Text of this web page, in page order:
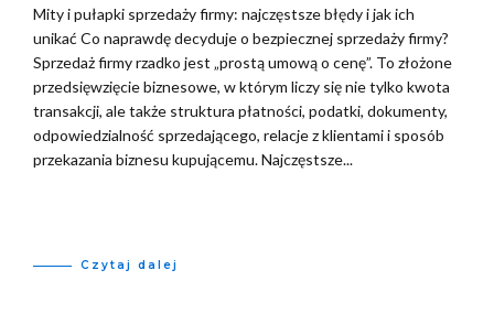
Mity i pułapki sprzedaży firmy: najczęstsze błędy i jak ich
unikać Co naprawdę decyduje o bezpiecznej sprzedaży firmy?
Sprzedaż firmy rzadko jest „prostą umową o cenę”. To złożone
przedsięwzięcie biznesowe, w którym liczy się nie tylko kwota
transakcji, ale także struktura płatności, podatki, dokumenty,
odpowiedzialność sprzedającego, relacje z klientami i sposób
przekazania biznesu kupującemu. Najczęstsze...
Czytaj dalej